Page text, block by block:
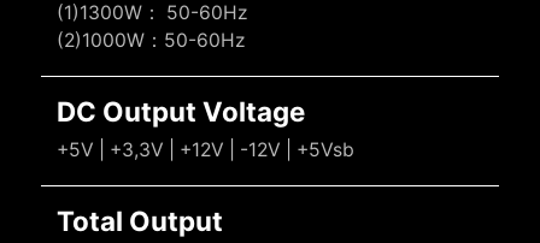
(1)1300W： 50-60Hz
(2)1000W：50-60Hz
DC Output Voltage
+5V | +3,3V | +12V | -12V | +5Vsb
Total Output